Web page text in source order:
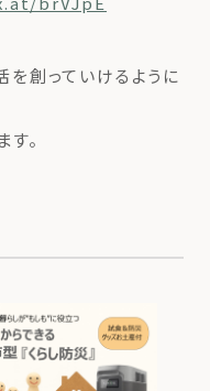
創っていけるように
。